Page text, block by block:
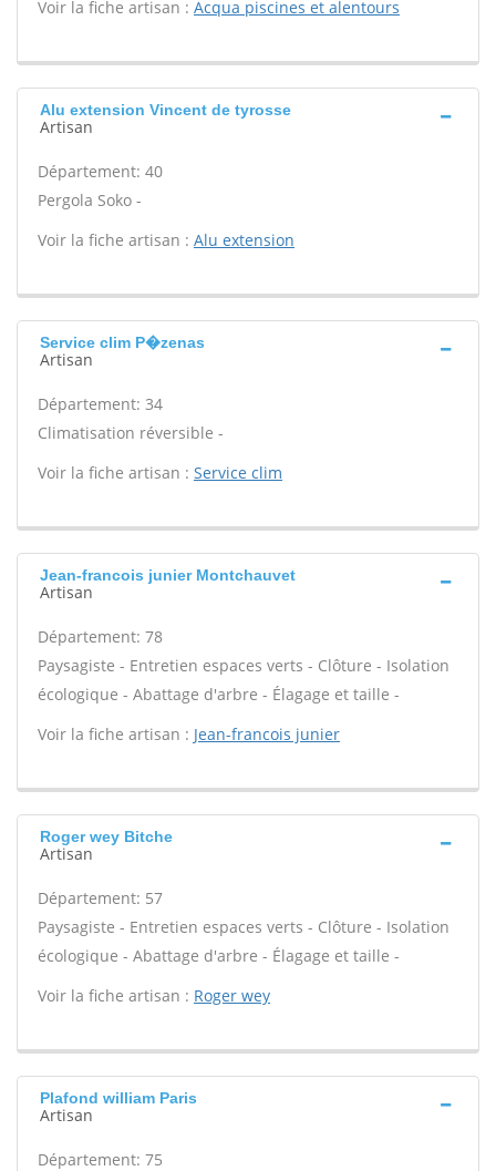
Voir la fiche artisan : Acqua piscines et alentours
Alu extension Vincent de tyrosse
Artisan
Département: 40
Pergola Soko -
Voir la fiche artisan : Alu extension
Service clim P�zenas
Artisan
Département: 34
Climatisation réversible -
Voir la fiche artisan : Service clim
Jean-francois junier Montchauvet
Artisan
Département: 78
Paysagiste - Entretien espaces verts - Clôture - Isolation
écologique - Abattage d'arbre - Élagage et taille -
Voir la fiche artisan : Jean-francois junier
Roger wey Bitche
Artisan
Département: 57
Paysagiste - Entretien espaces verts - Clôture - Isolation
écologique - Abattage d'arbre - Élagage et taille -
Voir la fiche artisan : Roger wey
Plafond william Paris
Artisan
Département: 75